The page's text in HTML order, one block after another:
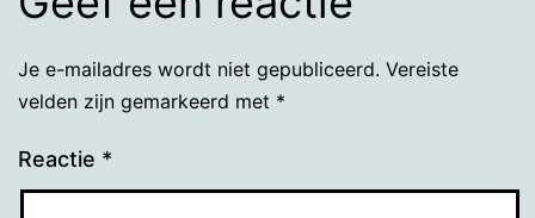
Je e-mailadres wordt niet gepubliceerd. Vereiste
velden zijn gemarkeerd met *
Reactie *